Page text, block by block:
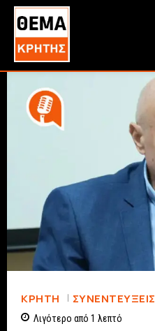
ΚΡΗΤΗ ΣΥΝΕΝΤΕΎΞΕΙΣ
Λιγότερο από 1 λεπτό